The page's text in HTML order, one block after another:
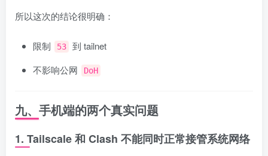
所以这次的结论很明确：
限制 53
到 tailnet
不影响公网
DoH
九、手机端的两个真实问题
1. Tailscale 和 Clash 不能同时正常接管系统网络